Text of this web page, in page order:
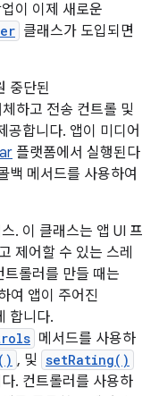
이 이제 새로운
클래스가 도입되면
중단된
하고 전송 컨트롤 및
공합니다. 앱이 미디어
플랫폼에서 실행된다
백 메서드를 사용하여
. 이 클래스는 앱 UI 프
제어할 수 있는 스레
롤러를 만들 때는
여 앱이 주어진
합니다.
메서드를 사용하
, 및 setRating()
. 컨트롤러를 사용하